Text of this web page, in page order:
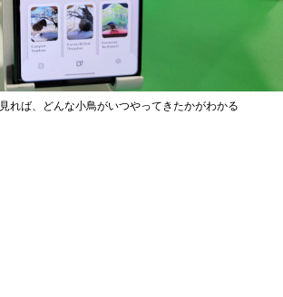
れば、どんな小鳥がいつやってきたかがわかる